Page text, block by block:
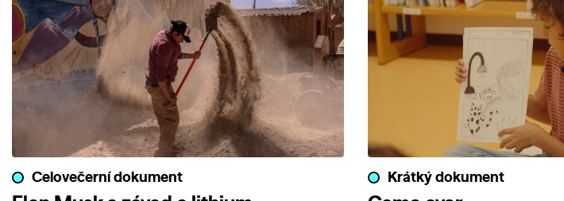
Celovečerní dokument Krátký dokument